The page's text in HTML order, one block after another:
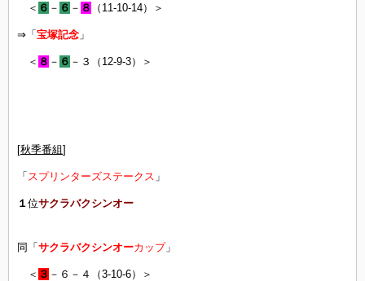
＜ ６ － ６ － ８ （11-10-14）＞
⇒「 宝塚記念 」
＜ ８ － ６ －３（12-9-3）＞
[秋季番組]
「 スプリンターズステークス 」
１ 位サクラバクシンオー
同「 サクラバクシンオーカップ」
＜ ３ －６－４（3-10-6）＞